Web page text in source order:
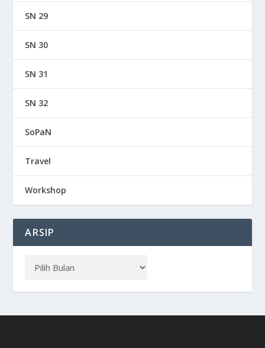
SN 29
SN 30
SN 31
SN 32
SoPaN
Travel
Workshop
ARSIP